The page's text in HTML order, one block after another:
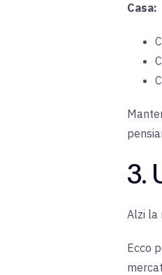
Casa:
3.
Alzi la
Ecco